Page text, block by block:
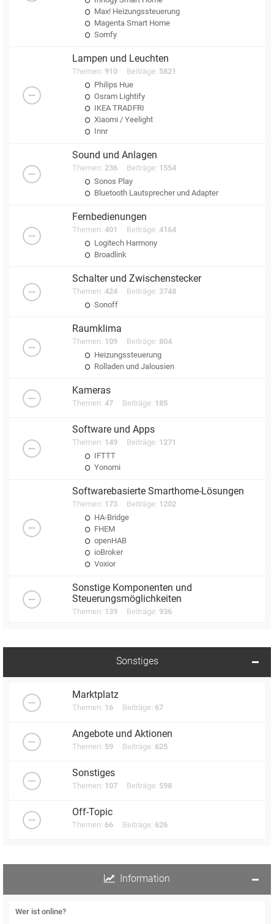
Max! Heizungssteuerung
Magenta Smart Home
Somfy
Lampen und Leuchten
Themen: 910 Beiträge: 5821
Philips Hue
Osram Lightify
IKEA TRADFRI
Xiaomi / Yeelight
Innr
Sound und Anlagen
Themen: 236 Beiträge: 1554
Sonos Play
Bluetooth Lautsprecher und Adapter
Fernbedienungen
Themen: 401 Beiträge: 4164
Logitech Harmony
Broadlink
Schalter und Zwischenstecker
Themen: 424 Beiträge: 3748
Sonoff
Raumklima
Themen: 109 Beiträge: 804
Heizungssteuerung
Rolladen und Jalousien
Kameras
Themen: 47 Beiträge: 185
Software und Apps
Themen: 149 Beiträge: 1271
IFTTT
Yonomi
Softwarebasierte Smarthome-Lösungen
Themen: 173 Beiträge: 1202
HA-Bridge
FHEM
openHAB
ioBroker
Voxior
Sonstige Komponenten und
Steuerungsmöglichkeiten
Themen: 139 Beiträge: 936
Sonstiges
Marktplatz
Themen: 16 Beiträge: 67
Angebote und Aktionen
Themen: 59 Beiträge: 625
Sonstiges
Themen: 107 Beiträge: 598
Off-Topic
Themen: 66 Beiträge: 626
Information
Wer ist online?